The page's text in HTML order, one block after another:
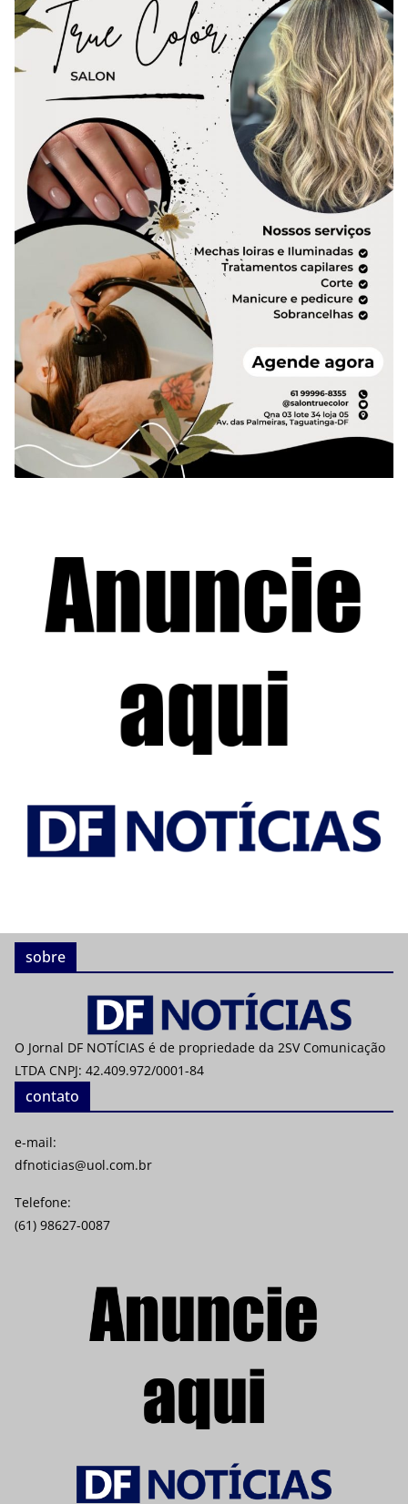
sobre
O Jornal DF NOTÍCIAS é de propriedade da 2SV Comunicação
LTDA CNPJ: 42.409.972/0001-84
contato
e-mail:
dfnoticias@uol.com.br
Telefone:
(61) 98627-0087